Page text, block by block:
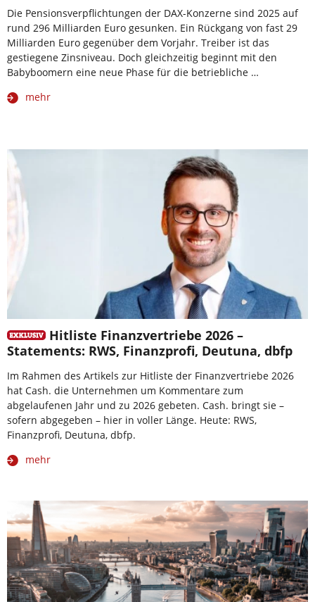
Die Pensionsverpflichtungen der DAX-Konzerne sind 2025 auf
rund 296 Milliarden Euro gesunken. Ein Rückgang von fast 29
Milliarden Euro gegenüber dem Vorjahr. Treiber ist das
gestiegene Zinsniveau. Doch gleichzeitig beginnt mit den
Babyboomern eine neue Phase für die betriebliche …
mehr
Hitliste Finanzvertriebe 2026 –
Statements: RWS, Finanzprofi, Deutuna, dbfp
Im Rahmen des Artikels zur Hitliste der Finanzvertriebe 2026
hat Cash. die Unternehmen um Kommentare zum
abgelaufenen Jahr und zu 2026 gebeten. Cash. bringt sie –
sofern abgegeben – hier in voller Länge. Heute: RWS,
Finanzprofi, Deutuna, dbfp.
mehr